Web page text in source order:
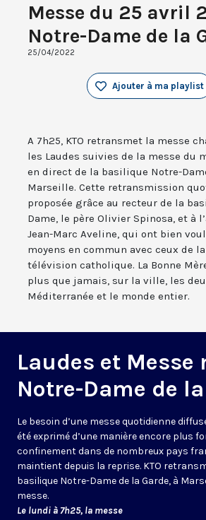
Messe du 25 avril
Notre-Dame de la
25/04/2022
Ajouter à ma playlist
A 7h25, KTO retransmet la messe
les Laudes suivies de la messe du
en direct de la basilique Notre-
Marseille. Cette retransmission
proposée grâce au recteur de la
Dame, le père Olivier Spinosa, et à
Jean-Marc Aveline, qui ont bien
moyens en commun avec ceux de
télévision catholique. La Bonne
plus que jamais, sur la ville, les
Méditerranée et le monde entier.
Laudes et Messe
Notre-Dame de
Le besoin d’une messe quotidienne
été exprimé d’une manière encore plus
confinement dans de nombreux pays
maintient depuis la reprise. KTO
basilique Notre-Dame de la Garde, à
messe.
Le lundi à 7h25, la messe